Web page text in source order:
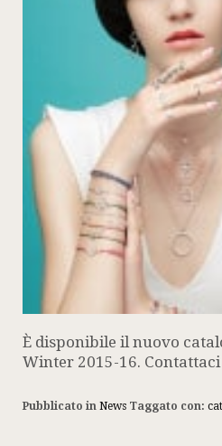
È disponibile il nuovo
Winter 2015-16.
Pubblicato in News Taggato con: